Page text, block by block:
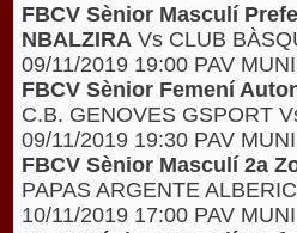
FBCV Sènior Masculí
NBALZIRA Vs CLUB
09/11/2019 19:00 PAV
FBCV Sènior Femení
C.B. GENOVES GSPORT
09/11/2019 19:30 PAV
FBCV Sènior Masculí 2a
PAPAS ARGENTE
10/11/2019 17:00 PAV